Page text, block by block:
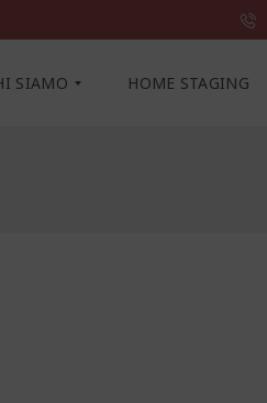
SIAMO HOME STAGING